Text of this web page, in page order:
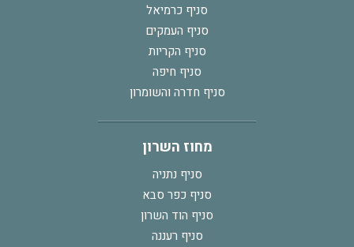
סניף כרמיאל
סניף העמקים
סניף הקריות
סניף חיפה
סניף חדרה והשומרון
מחוז השרון
סניף נתניה
סניף כפר סבא
סניף הוד השרון
סניף רעננה